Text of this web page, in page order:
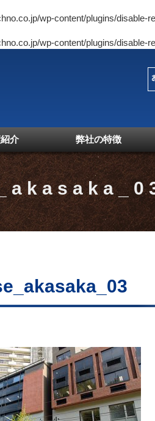
wp-content/plugins/disable-
wp-content/plugins/disable-
介 弊社の特徴